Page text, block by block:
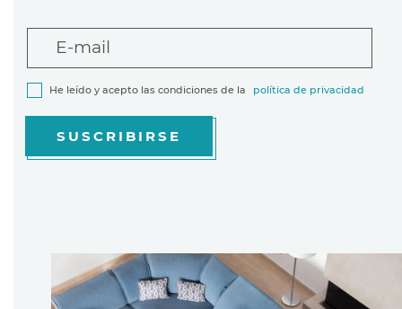
E-mail
He leído y acepto las condiciones de la política de privacidad
SUSCRIBIRSE